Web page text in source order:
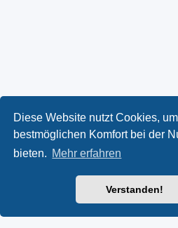
Diese Website nutzt Cookies,
bestmöglichen Komfort bei der
bieten. Mehr erfahren
Verstanden!